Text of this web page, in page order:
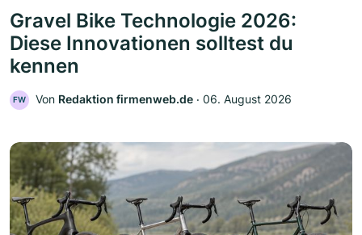
Gravel Bike Technologie 2026:
Diese Innovationen solltest du
kennen
FW Von Redaktion firmenweb.de ‧ 06. August 2026